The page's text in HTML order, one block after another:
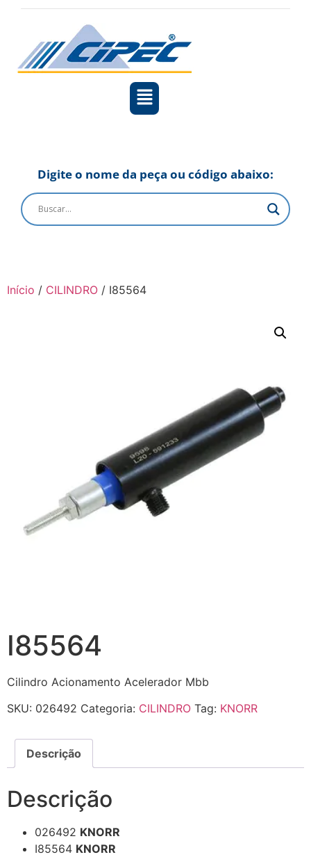
Digite o nome da peça ou código abaixo:
Início / CILINDRO / I85564
I85564
Cilindro Acionamento Acelerador Mbb
SKU: 026492 Categoria: CILINDRO Tag: KNORR
Descrição
Descrição
026492 KNORR
I85564 KNORR